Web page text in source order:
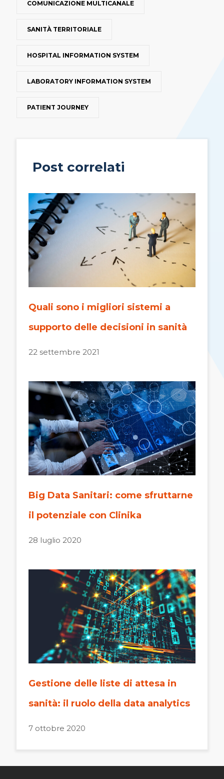
COMUNICAZIONE MULTICANALE
SANITÀ TERRITORIALE
HOSPITAL INFORMATION SYSTEM
LABORATORY INFORMATION SYSTEM
PATIENT JOURNEY
Post correlati
Quali sono i migliori sistemi a
supporto delle decisioni in sanità
22 settembre 2021
Big Data Sanitari: come sfruttarne
il potenziale con Clinika
28 luglio 2020
Gestione delle liste di attesa in
sanità: il ruolo della data analytics
7 ottobre 2020